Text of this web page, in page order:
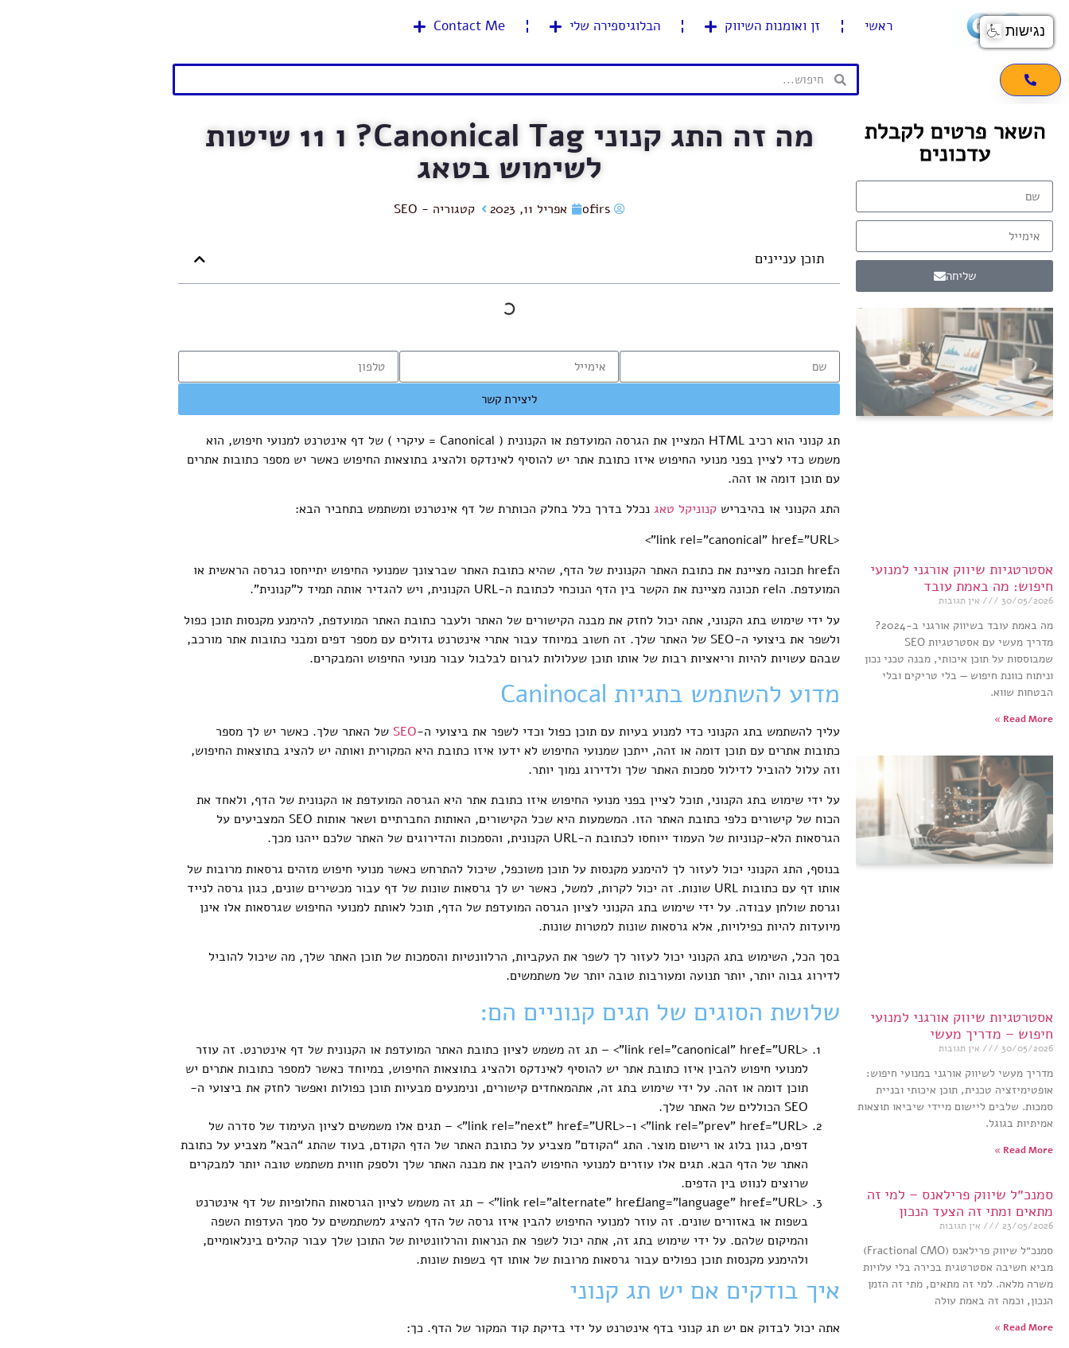
ראשי זן ואומנות השיווק הבלוגיספירה שלי Contact Me
השאר פרטים לקבלת
עדכונים
שליחה
אסטרטגיות שיווק אורגני למנועי
חיפוש: מה באמת עובד
30/05/2026 אין תגובות
מה באמת עובד בשיווק אורגני ב-2024?
מדריך מעשי עם אסטרטגיות SEO
שמבוססות על תוכן איכותי, מבנה טכני נכון
וניתוח כוונת חיפוש — בלי טריקים ובלי
הבטחות שווא.
Read More »
אסטרטגיות שיווק אורגני למנועי
חיפוש – מדריך מעשי
30/05/2026 אין תגובות
מדריך מעשי לשיווק אורגני במנועי חיפוש:
אופטימיזציה טכנית, תוכן איכותי ובניית
סמכות. שלבים ליישום מיידי שיביאו תוצאות
אמיתיות בגוגל.
Read More »
סמנכ״ל שיווק פרילאנס – למי זה
מתאים ומתי זה הצעד הנכון
23/05/2026 אין תגובות
סמנכ״ל שיווק פרילאנס (Fractional CMO)
מביא חשיבה אסטרטגית בכירה בלי עלויות
משרה מלאה. למי זה מתאים, מתי זה הזמן
הנכון, וכמה זה באמת עולה
Read More »
מה זה התג קנוני Canonical Tag? ו 11 שיטות
לשימוש בטאג
ofirs אפריל 11, 2023 קטגוריה - SEO
תוכן עניינים
ליצירת קשר
תג קנוני הוא רכיב HTML המציין את הגרסה המועדפת או הקנונית ( Canonical = עיקרי ) של דף אינטרנט למנועי חיפוש, הוא
משמש כדי לציין בפני מנועי החיפוש איזו כתובת אתר יש להוסיף לאינדקס ולהציג בתוצאות החיפוש כאשר יש מספר כתובות אתרים
עם תוכן דומה או זהה.
התג הקנוני או בהיבריש קנוניקל טאג נכלל בדרך כלל בחלק הכותרת של דף אינטרנט ומשתמש בתחביר הבא:
<link rel=”canonical” href=”URL”>
הhref תכונה מציינת את כתובת האתר הקנונית של הדף, שהיא כתובת האתר שברצונך שמנועי החיפוש יתייחסו כגרסה הראשית או
המועדפת. הrel תכונה מציינת את הקשר בין הדף הנוכחי לכתובת ה-URL הקנונית, ויש להגדיר אותה תמיד ל”קנונית”.
על ידי שימוש בתג הקנוני, אתה יכול לחזק את מבנה הקישורים של האתר ולעבר כתובת האתר המועדפת, להימנע מקנסות תוכן כפול
ולשפר את ביצועי ה-SEO של האתר שלך. זה חשוב במיוחד עבור אתרי אינטרנט גדולים עם מספר דפים ומבני כתובות אתר מורכב,
שבהם עשויות להיות וריאציות רבות של אותו תוכן שעלולות לגרום לבלבול עבור מנועי החיפוש והמבקרים.
מדוע להשתמש בתגיות Caninocal
עליך להשתמש בתג הקנוני כדי למנוע בעיות עם תוכן כפול וכדי לשפר את ביצועי ה-SEO של האתר שלך. כאשר יש לך מספר
כתובות אתרים עם תוכן דומה או זהה, ייתכן שמנועי החיפוש לא ידעו איזו כתובת היא המקורית ואותה יש להציג בתוצאות החיפוש,
וזה עלול להוביל לדילול סמכות האתר שלך ולדירוג נמוך יותר.
על ידי שימוש בתג הקנוני, תוכל לציין בפני מנועי החיפוש איזו כתובת אתר היא הגרסה המועדפת או הקנונית של הדף, ולאחד את
הכוח של קישורים כלפי כתובת האתר הזו. המשמעות היא שכל הקישורים, האותות החברתיים ושאר אותות SEO המצביעים על
הגרסאות הלא-קנוניות של העמוד ייוחסו לכתובת ה-URL הקנונית, והסמכות והדירוגים של האתר שלכם ייהנו מכך.
בנוסף, התג הקנוני יכול לעזור לך להימנע מקנסות על תוכן משוכפל, שיכול להתרחש כאשר מנועי חיפוש מזהים גרסאות מרובות של
אותו דף עם כתובות URL שונות. זה יכול לקרות, למשל, כאשר יש לך גרסאות שונות של דף עבור מכשירים שונים, כגון גרסה לנייד
וגרסת שולחן עבודה. על ידי שימוש בתג הקנוני לציון הגרסה המועדפת של הדף, תוכל לאותת למנועי החיפוש שגרסאות אלו אינן
מיועדות להיות כפילויות, אלא גרסאות שונות למטרות שונות.
בסך הכל, השימוש בתג הקנוני יכול לעזור לך לשפר את העקביות, הרלוונטיות והסמכות של תוכן האתר שלך, מה שיכול להוביל
לדירוג גבוה יותר, יותר תנועה ומעורבות טובה יותר של משתמשים.
שלושת הסוגים של תגים קנוניים הם:
<link rel=”canonical” href=”URL”> – תג זה משמש לציון כתובת האתר המועדפת או הקנונית של דף אינטרנט. זה עוזר
למנועי חיפוש להבין איזו כתובת אתר יש להוסיף לאינדקס ולהציג בתוצאות החיפוש, במיוחד כאשר למספר כתובות אתרים יש
תוכן דומה או זהה. על ידי שימוש בתג זה, אתהמאחדים קישורים, ונימנעים מבעיות תוכן כפולות ואפשר לחזק את ביצועי ה-
SEO הכוללים של האתר שלך.
<link rel=”prev” href=”URL”> ו-<link rel=”next” href=”URL”> – תגים אלו משמשים לציון העימוד של סדרה של
דפים, כגון בלוג או רישום מוצר. התג “הקודם” מצביע על כתובת האתר של הדף הקודם, בעוד שהתג “הבא” מצביע על כתובת
האתר של הדף הבא. תגים אלו עוזרים למנועי החיפוש להבין את מבנה האתר שלך ולספק חווית משתמש טובה יותר למבקרים
שרוצים לנווט בין הדפים.
<link rel=”alternate” hreflang=”language” href=”URL”> – תג זה משמש לציון הגרסאות החלופיות של דף אינטרנט
בשפות או באזורים שונים. זה עוזר למנועי החיפוש להבין איזו גרסה של הדף להציג למשתמשים על סמך העדפות השפה
והמיקום שלהם. על ידי שימוש בתג זה, אתה יכול לשפר את הנראות והרלוונטיות של התוכן שלך עבור קהלים בינלאומיים,
ולהימנע מקנסות תוכן כפולים עבור גרסאות מרובות של אותו דף בשפות שונות.
איך בודקים אם יש תג קנוני
אתה יכול לבדוק אם יש תג קנוני בדף אינטרנט על ידי בדיקת קוד המקור של הדף. כך:
נגישות